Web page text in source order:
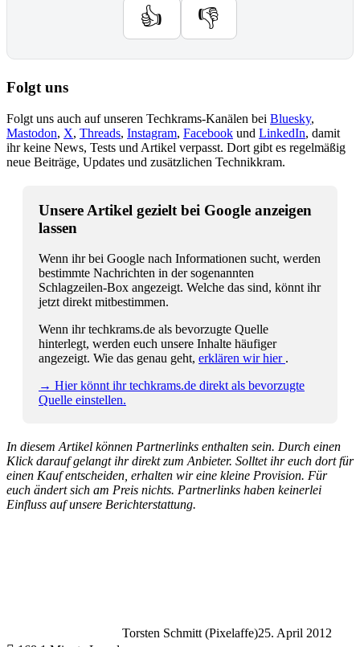
👍 👎
Folgt uns
Folgt uns auch auf unseren Techkrams-Kanälen bei Bluesky,
Mastodon, X, Threads, Instagram, Facebook und LinkedIn, damit
ihr keine News, Tests und Artikel verpasst. Dort gibt es regelmäßig
neue Beiträge, Updates und zusätzlichen Technikkram.
Unsere Artikel gezielt bei Google anzeigen
lassen
Wenn ihr bei Google nach Informationen sucht, werden
bestimmte Nachrichten in der sogenannten
Schlagzeilen-Box angezeigt. Welche das sind, könnt ihr
jetzt direkt mitbestimmen.
Wenn ihr techkrams.de als bevorzugte Quelle
hinterlegt, werden euch unsere Inhalte häufiger
angezeigt. Wie das genau geht, erklären wir hier .
→ Hier könnt ihr techkrams.de direkt als bevorzugte
Quelle einstellen.
In diesem Artikel können Partnerlinks enthalten sein. Durch einen
Klick darauf gelangt ihr direkt zum Anbieter. Solltet ihr euch dort für
einen Kauf entscheiden, erhalten wir eine kleine Provision. Für
euch ändert sich am Preis nichts. Partnerlinks haben keinerlei
Einfluss auf unsere Berichterstattung.
Torsten Schmitt (Pixelaffe)25. April 2012